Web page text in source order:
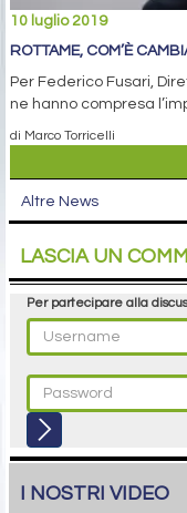
10 luglio 2019
ROTTAME, COM’È
Per Federico Fusari,
ne hanno compresa
di Marco Torricelli
Altre News
LASCIA UN
Per partecipare alla
I NOSTRI VIDEO